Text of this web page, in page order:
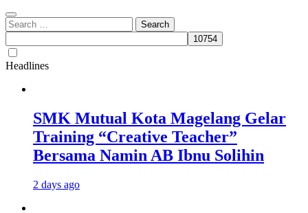
Search
for:
Headlines
SMK Mutual Kota Magelang Gelar
Training “Creative Teacher”
Bersama Namin AB Ibnu Solihin
2 days ago